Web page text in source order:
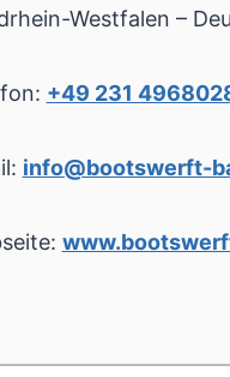
Westfalen –
+49 231
info@bootswerft-